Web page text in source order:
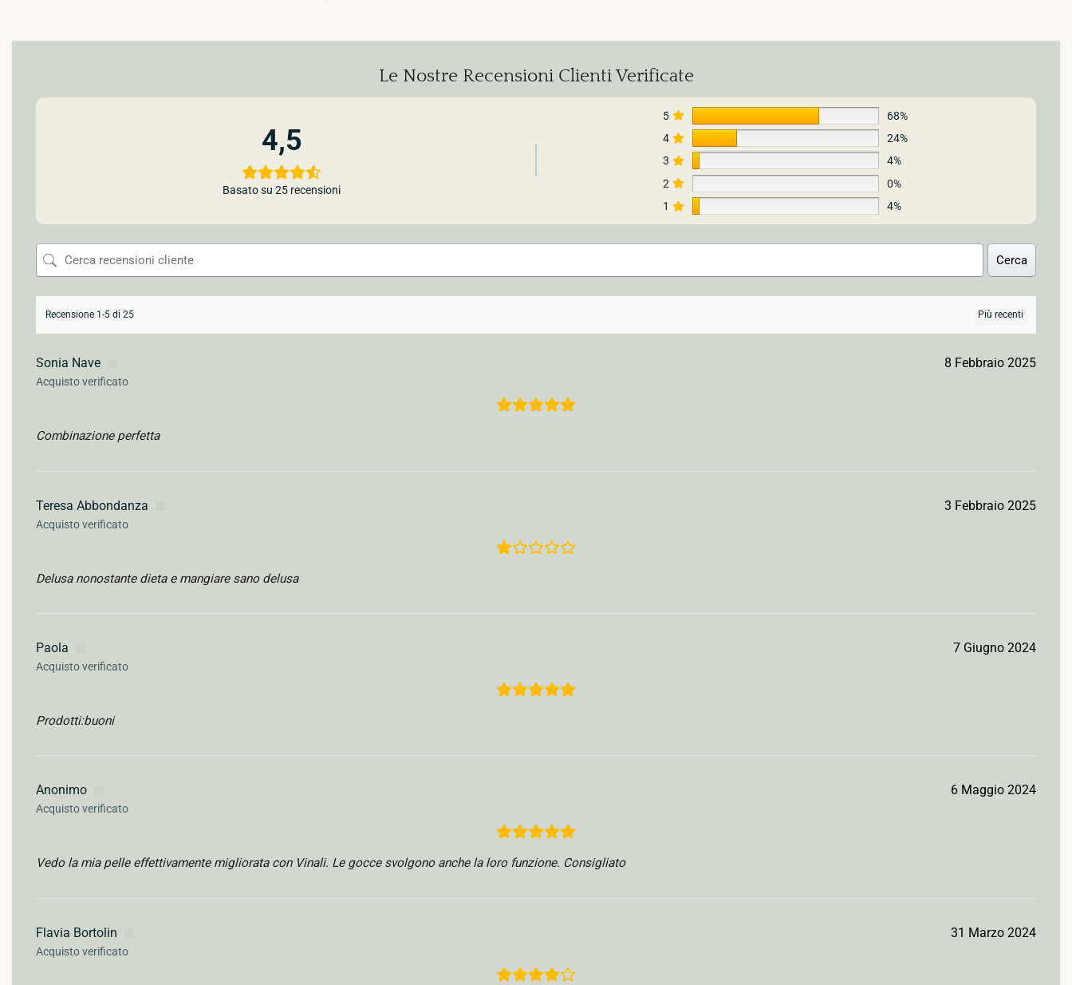
Le Nostre Recensioni Clienti Verificate
4,5
Basato su 25 recensioni
5
68%
4
24%
3
4%
2
0%
1
4%
Cerca
Recensione 1-5 di 25
Sonia Nave
Acquisto verificato
8 Febbraio 2025
Combinazione perfetta
Teresa Abbondanza
Acquisto verificato
3 Febbraio 2025
Delusa nonostante dieta e mangiare sano delusa
Paola
Acquisto verificato
7 Giugno 2024
Prodotti:buoni
Anonimo
Acquisto verificato
6 Maggio 2024
Vedo la mia pelle effettivamente migliorata con Vinali. Le gocce svolgono anche la loro funzione. Consigliato
Flavia Bortolin
Acquisto verificato
31 Marzo 2024